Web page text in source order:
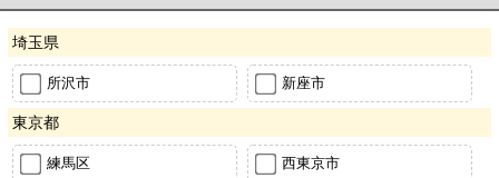
埼玉県
所沢市 新座市
東京都
練馬区 西東京市